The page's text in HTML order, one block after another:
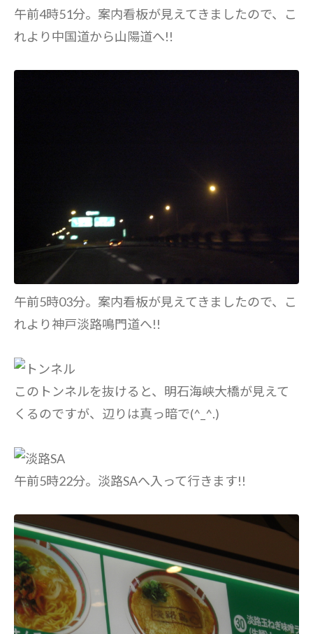
午前4時51分。案内看板が見えてきましたので、こ
れより中国道から山陽道へ!!
午前5時03分。案内看板が見えてきましたので、こ
れより神戸淡路鳴門道へ!!
このトンネルを抜けると、明石海峡大橋が見えて
くるのですが、辺りは真っ暗で(^_^.)
午前5時22分。淡路SAへ入って行きます!!